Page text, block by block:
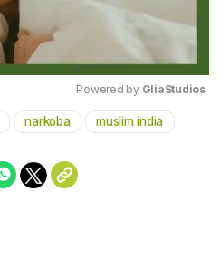
Mute
Powered by GliaStudios
narkoba muslim india